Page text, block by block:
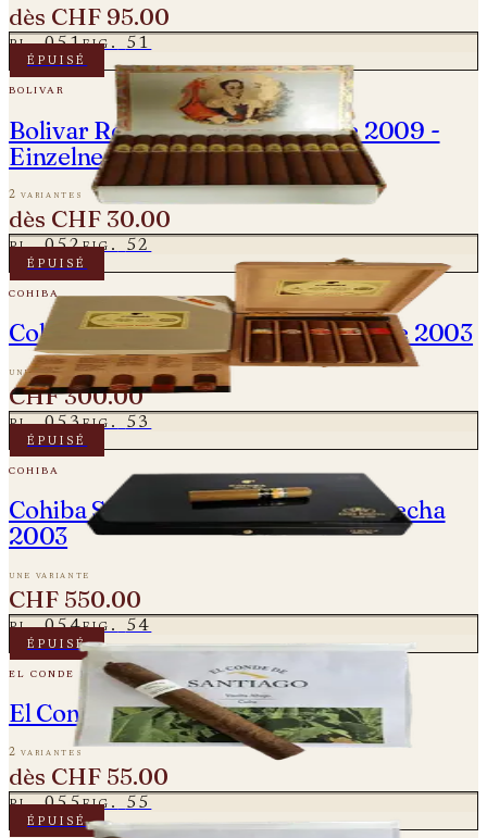
dès CHF 95.00
pl. 051fig.
51
épuisé
bolivar
Bolivar Royal Coronas - Vintage 2009 -
Einzelne Zigarre
2 variantes
dès CHF 30.00
pl. 052fig.
52
épuisé
cohiba
Cohiba Seleccion Robustos - Vintage 2003
une variante
CHF 300.00
pl. 053fig.
53
épuisé
cohiba
Cohiba Siglo VI - Gran Reserva Cosecha
2003
une variante
CHF 550.00
pl. 054fig.
54
épuisé
el conde de santiago
El Conde De Santiago – Especial 60
2 variantes
dès CHF 55.00
pl. 055fig.
55
épuisé